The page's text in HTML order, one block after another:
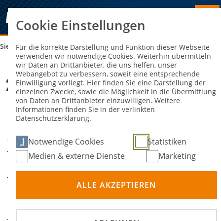
Sie sind hier: 2. SPEEDWAY BUNDESLIGA
2. Speedway Bundesliga
DATUM 19. Juli 2026
ORT Olching
DISZIPLIN Bahnsport
PRÄDIKATE
Deutscher Speedway-
Mannschaftspokal
Cookie Einstellungen
Für die korrekte Darstellung und Funktion dieser Webseite
verwenden wir notwendige Cookies. Weiterhin übermitteln
wir Daten an Drittanbieter, die uns helfen, unser
Webangebot zu verbessern, soweit eine entsprechende
Einwilligung vorliegt. Hier finden Sie eine Darstellung der
einzelnen Zwecke, sowie die Möglichkeit in die Übermittlung
von Daten an Drittanbieter einzuwilligen. Weitere
Informationen finden Sie in der verlinkten
Datenschutzerklärung.
Notwendige Cookies
Statistiken
Medien & externe Dienste
Marketing
ALLE AKZEPTIEREN